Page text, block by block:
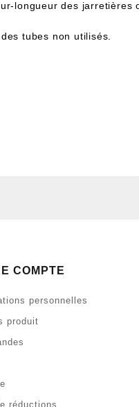
longueur des jarretières
tubes non utilisés.
COMPTE
personnelles
produit
réductions